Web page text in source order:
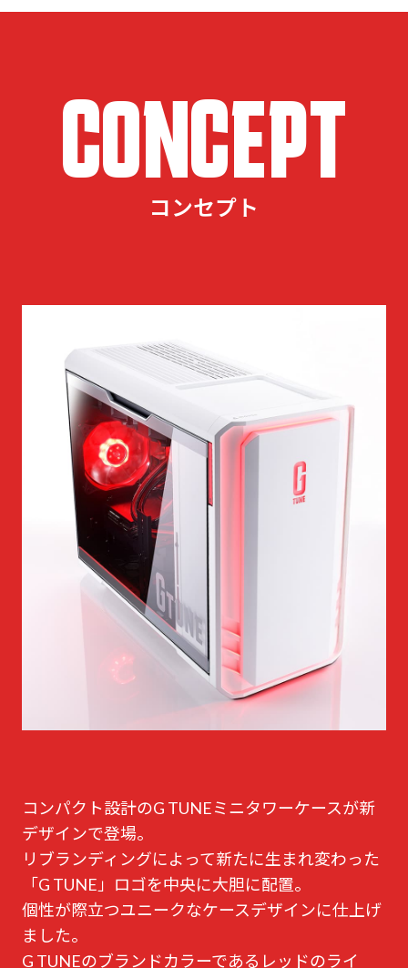
CONCEPT
コンセプト
コンパクト設計のG TUNEミニタワーケースが新
デザインで登場。
リブランディングによって新たに生まれ変わった
「G TUNE」ロゴを中央に大胆に配置。
個性が際立つユニークなケースデザインに仕上げ
ました。
G TUNEのブランドカラーであるレッドのライ